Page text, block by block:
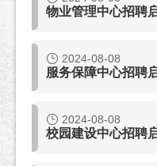
物业管理中心招聘
2024-08-08
服务保障中心招聘
2024-08-08
校园建设中心招聘